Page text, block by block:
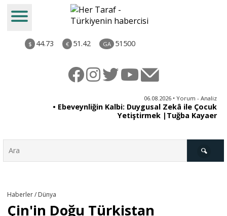
$ 44.73 € 51.42 GA 51500
06.08.2026 • Yorum - Analiz
• Ebeveynliğin Kalbi: Duygusal Zekâ ile Çocuk
Yetiştirmek |Tuğba Kayaer
Haberler / Dünya
Çin'in Doğu Türkistan